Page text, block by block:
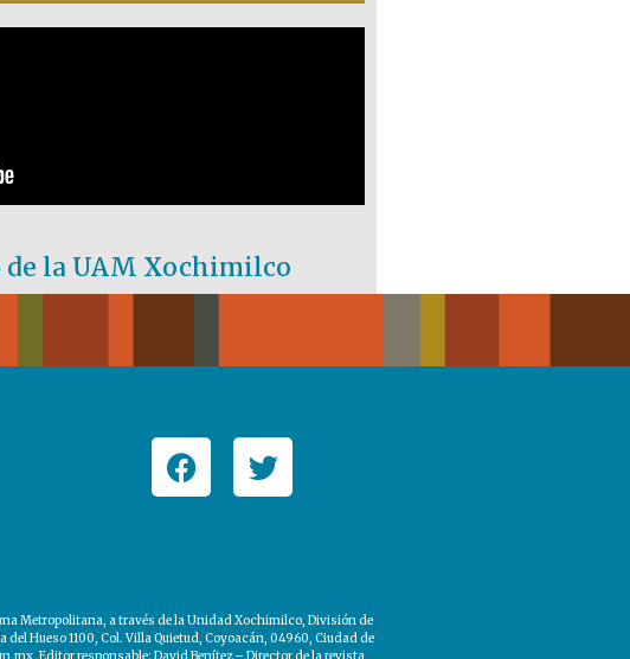
la UAM Xochimilco
Metropolitana, a través de la Unidad Xochimilco, División de
Hueso 1100, Col. Villa Quietud, Coyoacán, 04960, Ciudad de
Editor responsable: David Benítez – Director de la revista,